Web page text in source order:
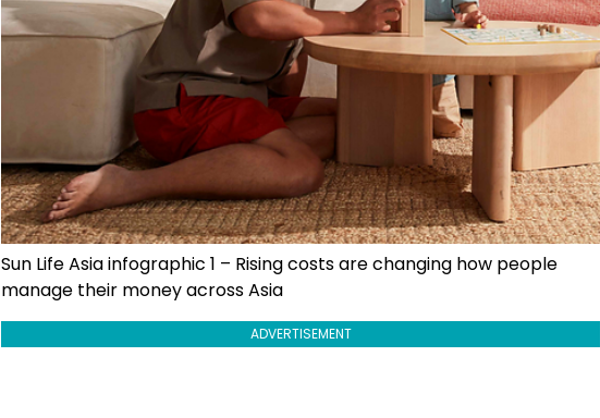
Sun Life Asia infographic 1 – Rising costs are changing how people
manage their money across Asia
ADVERTISEMENT